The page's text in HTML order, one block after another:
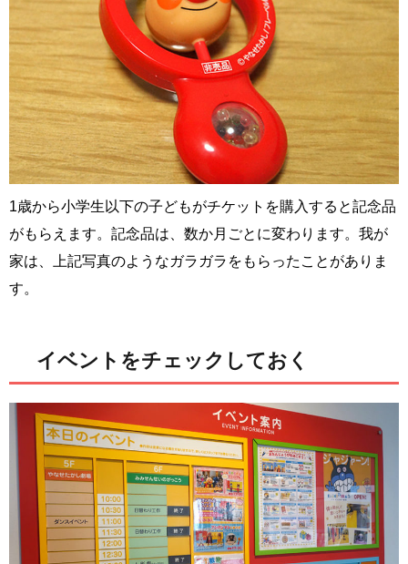
1歳から小学生以下の子どもがチケットを購入すると記念品
がもらえます。記念品は、数か月ごとに変わります。我が
家は、上記写真のようなガラガラをもらったことがありま
す。
イベントをチェックしておく